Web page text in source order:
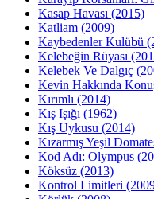
Kasap Havası (2015)
Katliam (2009)
Kaybedenler Kulübü
Kelebeğin Rüyası
Kelebek Ve Dalgıç
Kevin Hakkında
Kırımlı (2014)
Kış Işığı (1962)
Kış Uykusu (2014)
Kızarmış Yeşil
Kod Adı: Olympus
Köksüz (2013)
Kontrol Limitleri